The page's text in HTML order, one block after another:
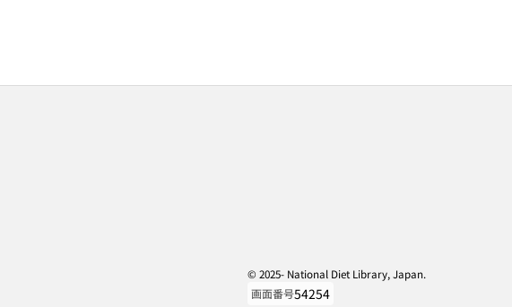
© 2025- National Diet Library, Japan.
画面番号54254